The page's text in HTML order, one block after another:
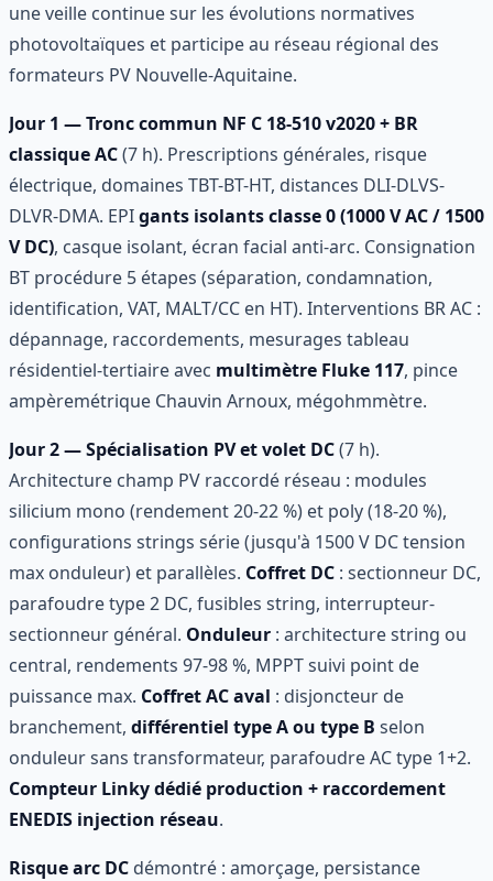
une veille continue sur les évolutions normatives
photovoltaïques et participe au réseau régional des
formateurs PV Nouvelle-Aquitaine.
Jour 1 — Tronc commun NF C 18-510 v2020 + BR
classique AC(7 h). Prescriptions générales, risque
électrique, domaines TBT-BT-HT, distances DLI-DLVS-
DLVR-DMA. EPIgants isolants classe 0 (1000 V AC / 1500
V DC), casque isolant, écran facial anti-arc. Consignation
BT procédure 5 étapes (séparation, condamnation,
identification, VAT, MALT/CC en HT). Interventions BR AC :
dépannage, raccordements, mesurages tableau
résidentiel-tertiaire avec multimètre Fluke 117, pince
ampèremétrique Chauvin Arnoux, mégohmmètre.
Jour 2 — Spécialisation PV et volet DC(7 h).
Architecture champ PV raccordé réseau : modules
silicium mono (rendement 20-22 %) et poly (18-20 %),
configurations strings série (jusqu'à 1500 V DC tension
max onduleur) et parallèles. Coffret DC : sectionneur DC,
parafoudre type 2 DC, fusibles string, interrupteur-
sectionneur général. Onduleur : architecture string ou
central, rendements 97-98 %, MPPT suivi point de
puissance max. Coffret AC aval : disjoncteur de
branchement, différentiel type A ou type B selon
onduleur sans transformateur, parafoudre AC type 1+2.
Compteur Linky dédié production + raccordement
ENEDIS injection réseau.
Risque arc DC démontré : amorçage, persistance